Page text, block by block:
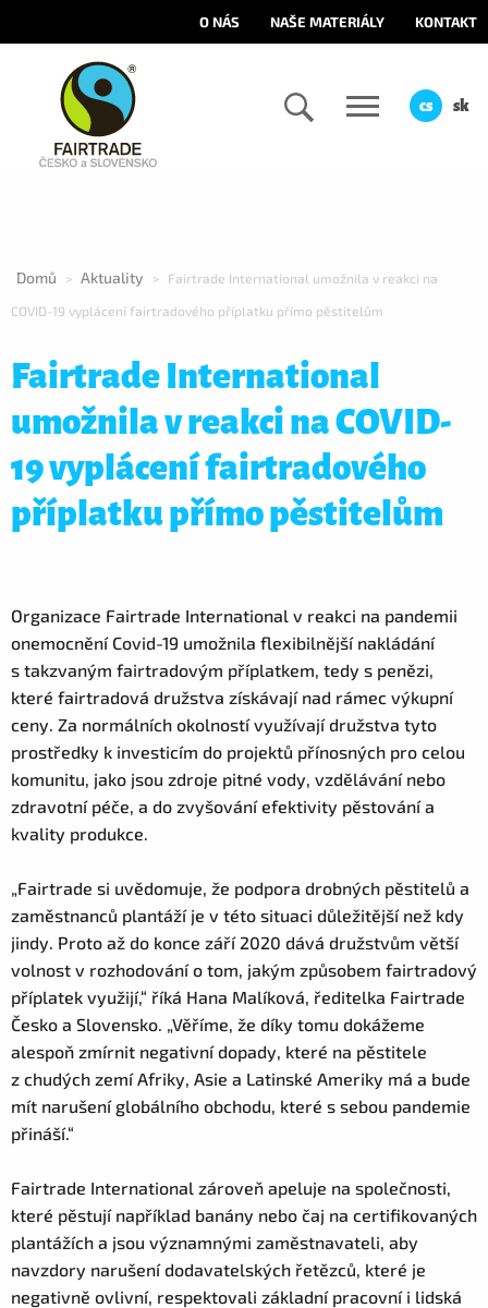
O NÁS NAŠE MATERIÁLY KONTAKT
cs sk
Domů > Aktuality > Fairtrade International umožnila v reakci na
COVID-19 vyplácení fairtradového příplatku přímo pěstitelům
Fairtrade International
umožnila v reakci na COVID-
19 vyplácení fairtradového
příplatku přímo pěstitelům
Organizace Fairtrade International v reakci na pandemii
onemocnění Covid-19 umožnila flexibilnější nakládání
s takzvaným fairtradovým příplatkem, tedy s penězi,
které fairtradová družstva získávají nad rámec výkupní
ceny. Za normálních okolností využívají družstva tyto
prostředky k investicím do projektů přínosných pro celou
komunitu, jako jsou zdroje pitné vody, vzdělávání nebo
zdravotní péče, a do zvyšování efektivity pěstování a
kvality produkce.
„Fairtrade si uvědomuje, že podpora drobných pěstitelů a
zaměstnanců plantáží je v této situaci důležitější než kdy
jindy. Proto až do konce září 2020 dává družstvům větší
volnost v rozhodování o tom, jakým způsobem fairtradový
příplatek využijí,“ říká Hana Malíková, ředitelka Fairtrade
Česko a Slovensko. „Věříme, že díky tomu dokážeme
alespoň zmírnit negativní dopady, které na pěstitele
z chudých zemí Afriky, Asie a Latinské Ameriky má a bude
mít narušení globálního obchodu, které s sebou pandemie
přináší.“
Fairtrade International zároveň apeluje na společnosti,
které pěstují například banány nebo čaj na certifikovaných
plantážích a jsou významnými zaměstnavateli, aby
navzdory narušení dodavatelských řetězců, které je
negativně ovlivní, respektovali základní pracovní i lidská